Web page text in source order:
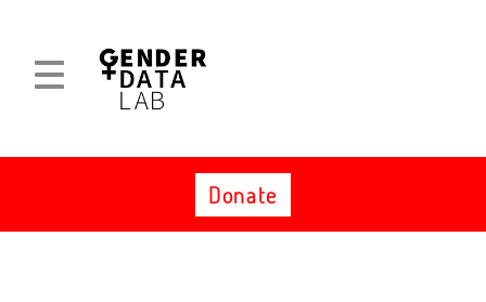
content
Toggle
navigation
Donate
Toggle